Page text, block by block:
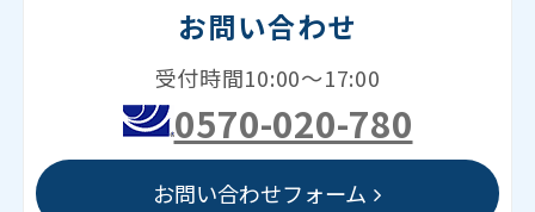
お問い合わせ
受付時間10:00～17:00
0570-020-780
お問い合わせフォーム